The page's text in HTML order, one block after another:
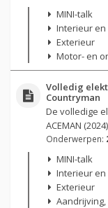
MINI-talk
Interieur en
Exterieur
Motor- en
Volledig
Countryman
De volledige
ACEMAN
Onderwerpen:
MINI-talk
Interieur en
Exterieur